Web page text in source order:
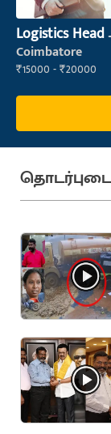
Logistics Head
Coimbatore
₹15000 - ₹20000